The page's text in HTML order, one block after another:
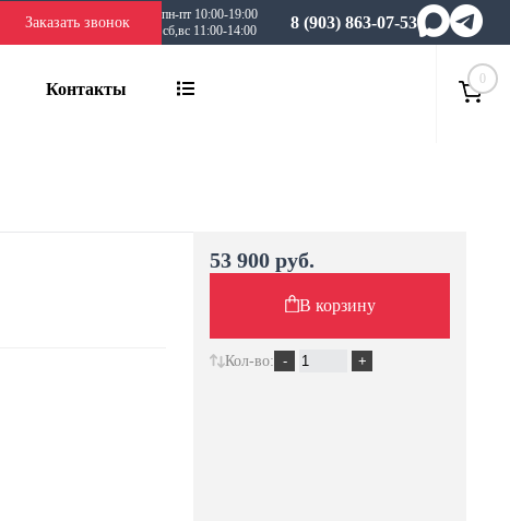
Заказать звонок
пн-пт 10:00-19:00
сб,вс 11:00-14:00
8 (903) 863-07-53
Контакты
0
53 900 руб.
В корзину
Кол-во: